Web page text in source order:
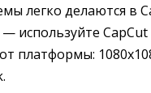
легко делаются в
используйте
платформы: